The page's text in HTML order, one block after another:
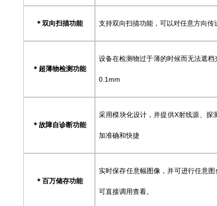
＊ 双向扫描功能 支持双向扫描功能，可以对任意方向
＊ 超薄物检测功能
设备在检测物过于薄的时候而无法遮
0.1mm
＊ 故障自诊断功能
采用模块化设计，并提供X射线源、
加准确和快捷
＊ 百万储存功能
实时保存任意幅图像，并可进行任意
可直接调用查看。